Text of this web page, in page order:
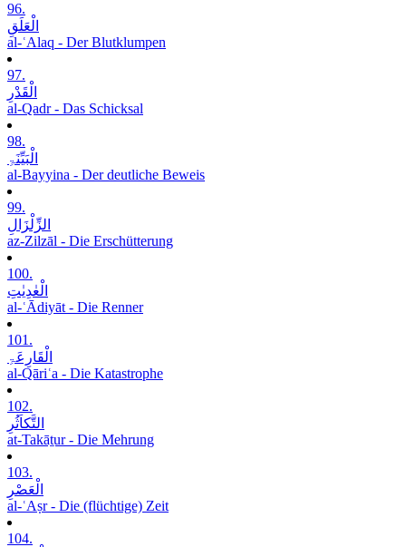
96.
الْعَلَقِ
al-ʿAlaq - Der Blutklumpen
97.
الْقَدْرِ
al-Qadr - Das Schicksal
98.
الْبَیِّنَۃِ
al-Bayyina - Der deutliche Beweis
99.
الزِّلْزَالِ
az-Zilzāl - Die Erschütterung
100.
الْعٰدِیٰتِ
al-ʿĀdiyāt - Die Renner
101.
الْقَارِعَۃِ
al-Qāriʿa - Die Katastrophe
102.
التَّکاَثُرِ
at-Takāṯur - Die Mehrung
103.
الْعَصْرِ
al-ʿAṣr - Die (flüchtige) Zeit
104.